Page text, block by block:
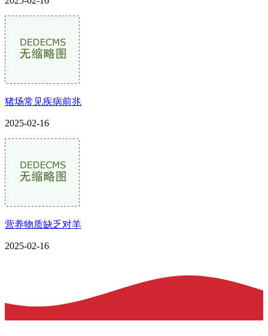
猪场常见疾病前兆
2025-02-16
营养物质缺乏对羊
2025-02-16